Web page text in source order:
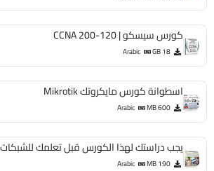
كورس سيسكو | CCNA 200-120
18 GB
Arabic
اسطوانة كورس مايكروتك Mikrotik
600 MB
Arabic
يجب دراستك لهذا الكورس قبل تعلمك للشبكات
190 MB
Arabic